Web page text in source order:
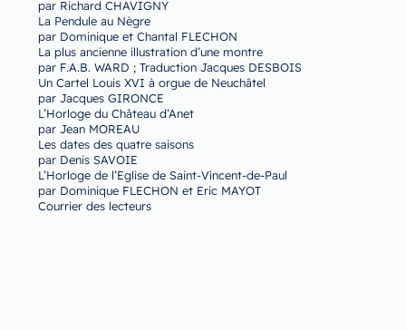
par Richard CHAVIGNY
La Pendule au Nègre
par Dominique et Chantal FLECHON
La plus ancienne illustration d’une montre
par F.A.B. WARD ; Traduction Jacques DESBOIS
Un Cartel Louis XVI à orgue de Neuchâtel
par Jacques GIRONCE
L’Horloge du Château d’Anet
par Jean MOREAU
Les dates des quatre saisons
par Denis SAVOIE
L’Horloge de l’Eglise de Saint-Vincent-de-Paul
par Dominique FLECHON et Eric MAYOT
Courrier des lecteurs